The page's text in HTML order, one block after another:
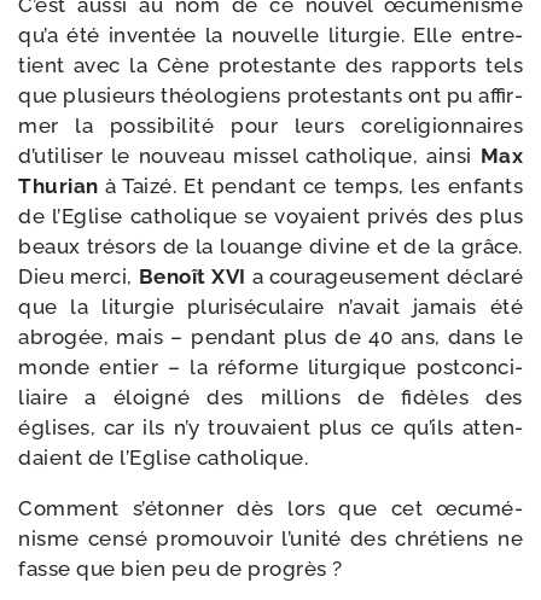
C’est aus­si au nom de ce nou­vel œcu­mé­nisme
qu’a été inven­tée la nou­velle litur­gie. Elle entre­
tient avec la Cène pro­tes­tante des rap­ports tels
que plu­sieurs théo­lo­giens pro­tes­tants ont pu affir­
mer la pos­si­bi­li­té pour leurs core­li­gion­naires
d’utiliser le nou­veau mis­sel catho­lique, ain­si Max
Thurian à Taizé. Et pen­dant ce temps, les enfants
de l’Eglise catho­lique se voyaient pri­vés des plus
beaux tré­sors de la louange divine et de la grâce.
Dieu mer­ci, Benoît XVI a cou­ra­geu­se­ment décla­ré
que la litur­gie plu­ri­sé­cu­laire n’avait jamais été
abro­gée, mais – pen­dant plus de 40 ans, dans le
monde entier – la réforme litur­gique post­con­ci­
liaire a éloi­gné des mil­lions de fidèles des
églises, car ils n’y trou­vaient plus ce qu’ils atten­
daient de l’Eglise catholique.
Comment s’étonner dès lors que cet œcu­mé­
nisme cen­sé pro­mou­voir l’unité des chré­tiens ne
fasse que bien peu de progrès ?